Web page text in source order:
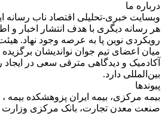
درباره‌ ما
وبسایت خبری-تحلیلی اقتصاد ناب
هر رسانه دیگری با هدف انتشار اخبار و
رویکردی نوین پا به عرصه وجود نهاد.
میان اعضای تیم جوان نواندیشان
آکادمیک و دیدگاهی‌ مترقی سعی در ایجاد
بین‌المللی دارد.
پیوندها
بیمه مرکزی، بیمه ایران پزوهشکده
صنعت معدن تجارت، بانک مرکزی وزارت